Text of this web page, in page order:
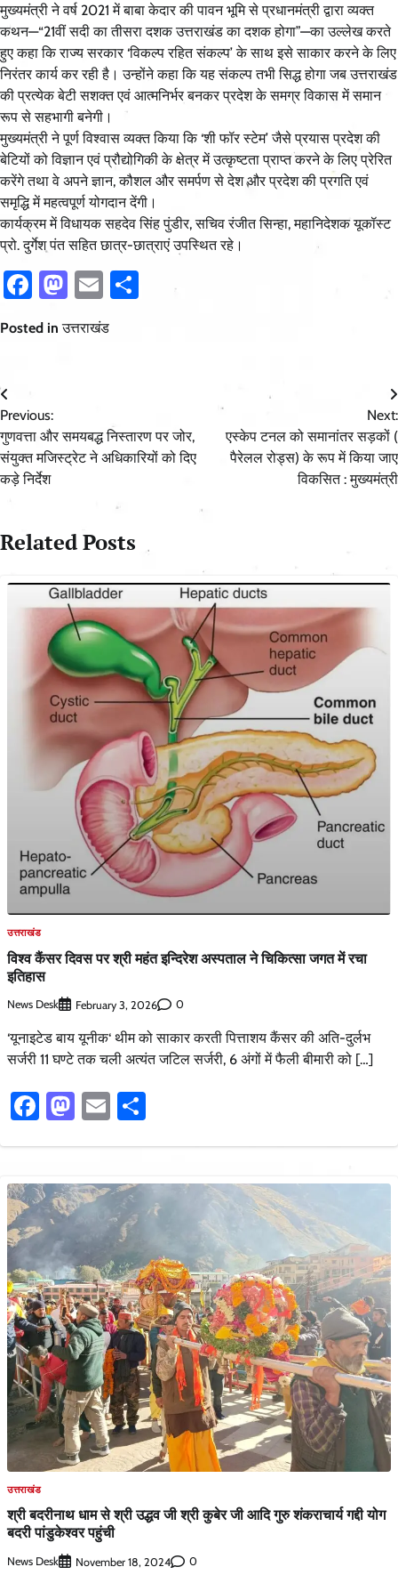
मुख्यमंत्री ने वर्ष 2021 में बाबा केदार की पावन भूमि से प्रधानमंत्री द्वारा व्यक्त
कथन—“21वीं सदी का तीसरा दशक उत्तराखंड का दशक होगा”—का उल्लेख करते
हुए कहा कि राज्य सरकार ‘विकल्प रहित संकल्प’ के साथ इसे साकार करने के लिए
निरंतर कार्य कर रही है। उन्होंने कहा कि यह संकल्प तभी सिद्ध होगा जब उत्तराखंड
की प्रत्येक बेटी सशक्त एवं आत्मनिर्भर बनकर प्रदेश के समग्र विकास में समान
रूप से सहभागी बनेगी।
मुख्यमंत्री ने पूर्ण विश्वास व्यक्त किया कि ‘शी फॉर स्टेम’ जैसे प्रयास प्रदेश की
बेटियों को विज्ञान एवं प्रौद्योगिकी के क्षेत्र में उत्कृष्टता प्राप्त करने के लिए प्रेरित
करेंगे तथा वे अपने ज्ञान, कौशल और समर्पण से देश और प्रदेश की प्रगति एवं
समृद्धि में महत्वपूर्ण योगदान देंगी।
कार्यक्रम में विधायक सहदेव सिंह पुंडीर, सचिव रंजीत सिन्हा, महानिदेशक यूकॉस्ट
प्रो. दुर्गेश पंत सहित छात्र-छात्राएं उपस्थित रहे।
Facebook
Mastodon
EmailShare
Posted inउत्तराखंड
Post
navigation
Previous:
गुणवत्ता और समयबद्ध निस्तारण पर जोर,
संयुक्त मजिस्ट्रेट ने अधिकारियों को दिए
कड़े निर्देश
Next:
एस्केप टनल को समानांतर सड़कों (
पैरेलल रोड्स) के रूप में किया जाए
विकसित : मुख्यमंत्री
Related Posts
उत्तराखंड
विश्व कैंसर दिवस पर श्री महंत इन्दिरेश अस्पताल ने चिकित्सा जगत में रचा
इतिहास
News Desk February 3, 2026 0
‘यूनाइटेड बाय यूनीक‘ थीम को साकार करती पित्ताशय कैंसर की अति-दुर्लभ
सर्जरी 11 घण्टे तक चली अत्यंत जटिल सर्जरी, 6 अंगों में फैली बीमारी को […]
Facebook
Mastodon
Email
उत्तराखंड
श्री बदरीनाथ धाम से श्री उद्धव जी श्री कुबेर जी आदि गुरु शंकराचार्य गद्दी योग
बदरी पांडुकेश्वर पहुंची
News Desk November 18, 2024 0